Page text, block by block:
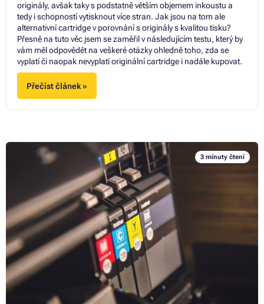
originály, avšak taky s podstatně větším objemem inkoustu a
tedy i schopností vytisknout více stran. Jak jsou na tom ale
alternativní cartridge v porovnání s originály s kvalitou tisku?
Přesně na tuto věc jsem se zaměřil v následujícím testu, který by
vám měl odpovědět na veškeré otázky ohledně toho, zda se
vyplatí či naopak nevyplatí originální cartridge i nadále kupovat.
Přečíst článek »
3 minuty čtení